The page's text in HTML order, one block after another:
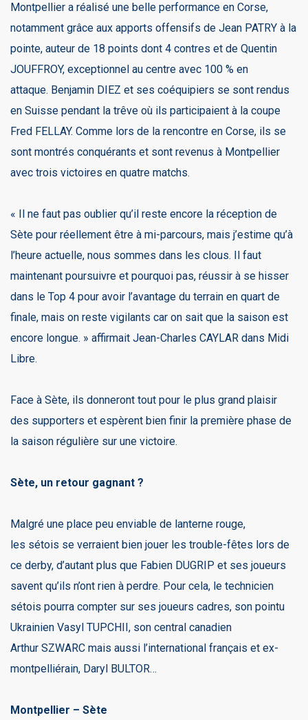
Montpellier a réalisé une belle performance en Corse,
notamment grâce aux apports offensifs de Jean PATRY à la
pointe, auteur de 18 points dont 4 contres et de Quentin
JOUFFROY, exceptionnel au centre avec 100 % en
attaque. Benjamin DIEZ et ses coéquipiers se sont rendus
en Suisse pendant la trêve où ils participaient à la coupe
Fred FELLAY. Comme lors de la rencontre en Corse, ils se
sont montrés conquérants et sont revenus à Montpellier
avec trois victoires en quatre matchs.
« Il ne faut pas oublier qu’il reste encore la réception de
Sète pour réellement être à mi-parcours, mais j’estime qu’à
l’heure actuelle, nous sommes dans les clous. Il faut
maintenant poursuivre et pourquoi pas, réussir à se hisser
dans le Top 4 pour avoir l’avantage du terrain en quart de
finale, mais on reste vigilants car on sait que la saison est
encore longue. » affirmait Jean-Charles CAYLAR dans Midi
Libre.
Face à Sète, ils donneront tout pour le plus grand plaisir
des supporters et espèrent bien finir la première phase de
la saison régulière sur une victoire.
Sète, un retour gagnant ?
Malgré une place peu enviable de lanterne rouge,
les sétois se verraient bien jouer les trouble-fêtes lors de
ce derby, d’autant plus que Fabien DUGRIP et ses joueurs
savent qu’ils n’ont rien à perdre. Pour cela, le technicien
sétois pourra compter sur ses joueurs cadres, son pointu
Ukrainien Vasyl TUPCHII, son central canadien
Arthur SZWARC mais aussi l’international français et ex-
montpelliérain, Daryl BULTOR…
Montpellier – Sète